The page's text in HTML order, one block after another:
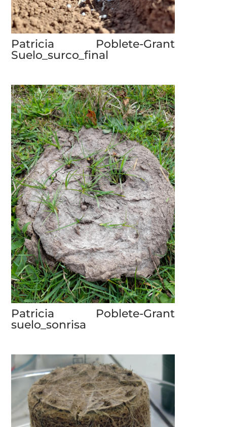
Patricia Poblete-Grant
Suelo_surco_final
Patricia Poblete-Grant
suelo_sonrisa